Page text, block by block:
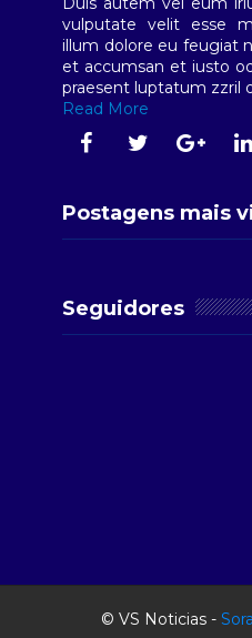
vulputate velit esse
illum dolore eu feugiat
et accumsan et iusto
praesent luptatum zzril
Read More
Postagens mais
Seguidores
© VS Noticias -